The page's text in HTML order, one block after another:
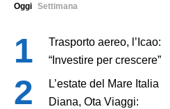
Oggi Settimana
Trasporto aereo, l’Icao:
“Investire per crescere”
L’estate del Mare Italia
Diana, Ota Viaggi: